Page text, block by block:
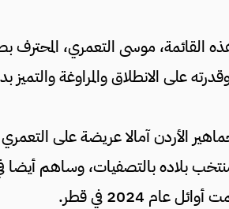
القائمة، موسى التعمري،
على الانطلاق والمراوغة
بلاده بالتصفيات، وساهم
عام 2024 في قطر.